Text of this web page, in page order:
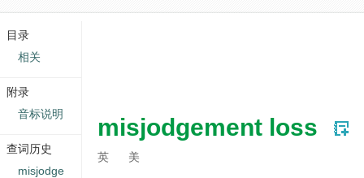
misjodgement loss
英 美
目录
相关
附录
音标说明
查词历史
misjodge